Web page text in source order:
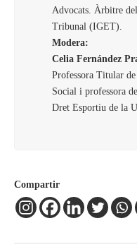
Advocats. Àrbitre
Tribunal (IGET).
Modera:
Celia Fernández
Professora Titular
Social i professora
Dret Esportiu de la
Compartir